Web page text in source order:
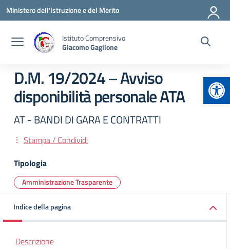
Vai ai contenuti
Vai al menu di navigazione
Vai al footer
Ministero dell'Istruzione e del Merito
Istituto Comprensivo
Giacomo Gaglione
D.M. 19/2024 – Avviso
disponibilità personale ATA
AT - BANDI DI GARA E CONTRATTI
Stampa / Condividi
Tipologia
Amministrazione Trasparente
Indice della pagina
Descrizione